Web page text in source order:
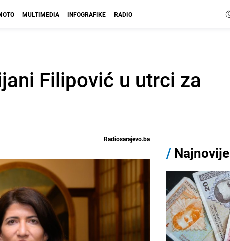
MULTIMEDIA INFOGRAFIKE RADIO
Filipović u utrci za
Radiosarajevo.ba
/ Najnovije